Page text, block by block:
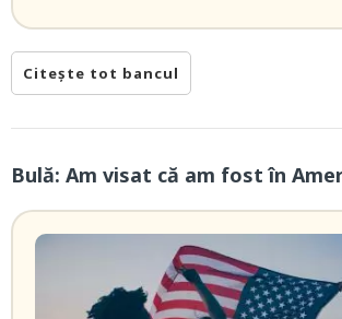
Citește tot bancul
Bulă: Am visat că am fost în